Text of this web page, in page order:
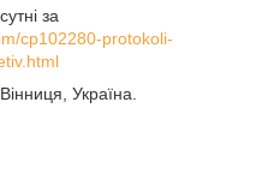
за
cp102280-protokoli-
Україна.